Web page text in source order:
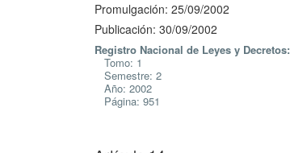
Promulgación: 25/09/2002
Publicación: 30/09/2002
Registro Nacional de Leyes y Decretos:
Tomo: 1
Semestre: 2
Año: 2002
Página: 951